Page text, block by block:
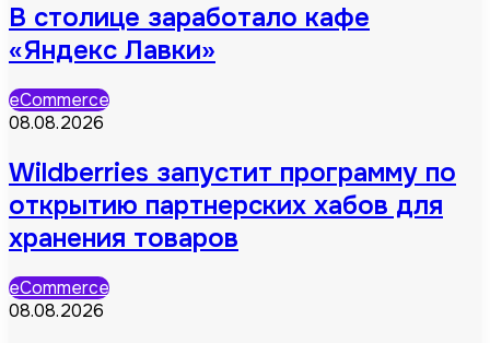
В столице заработало кафе
«Яндекс Лавки»
eCommerce
08.08.2026
Wildberries запустит программу по
открытию партнерских хабов для
хранения товаров
eCommerce
08.08.2026